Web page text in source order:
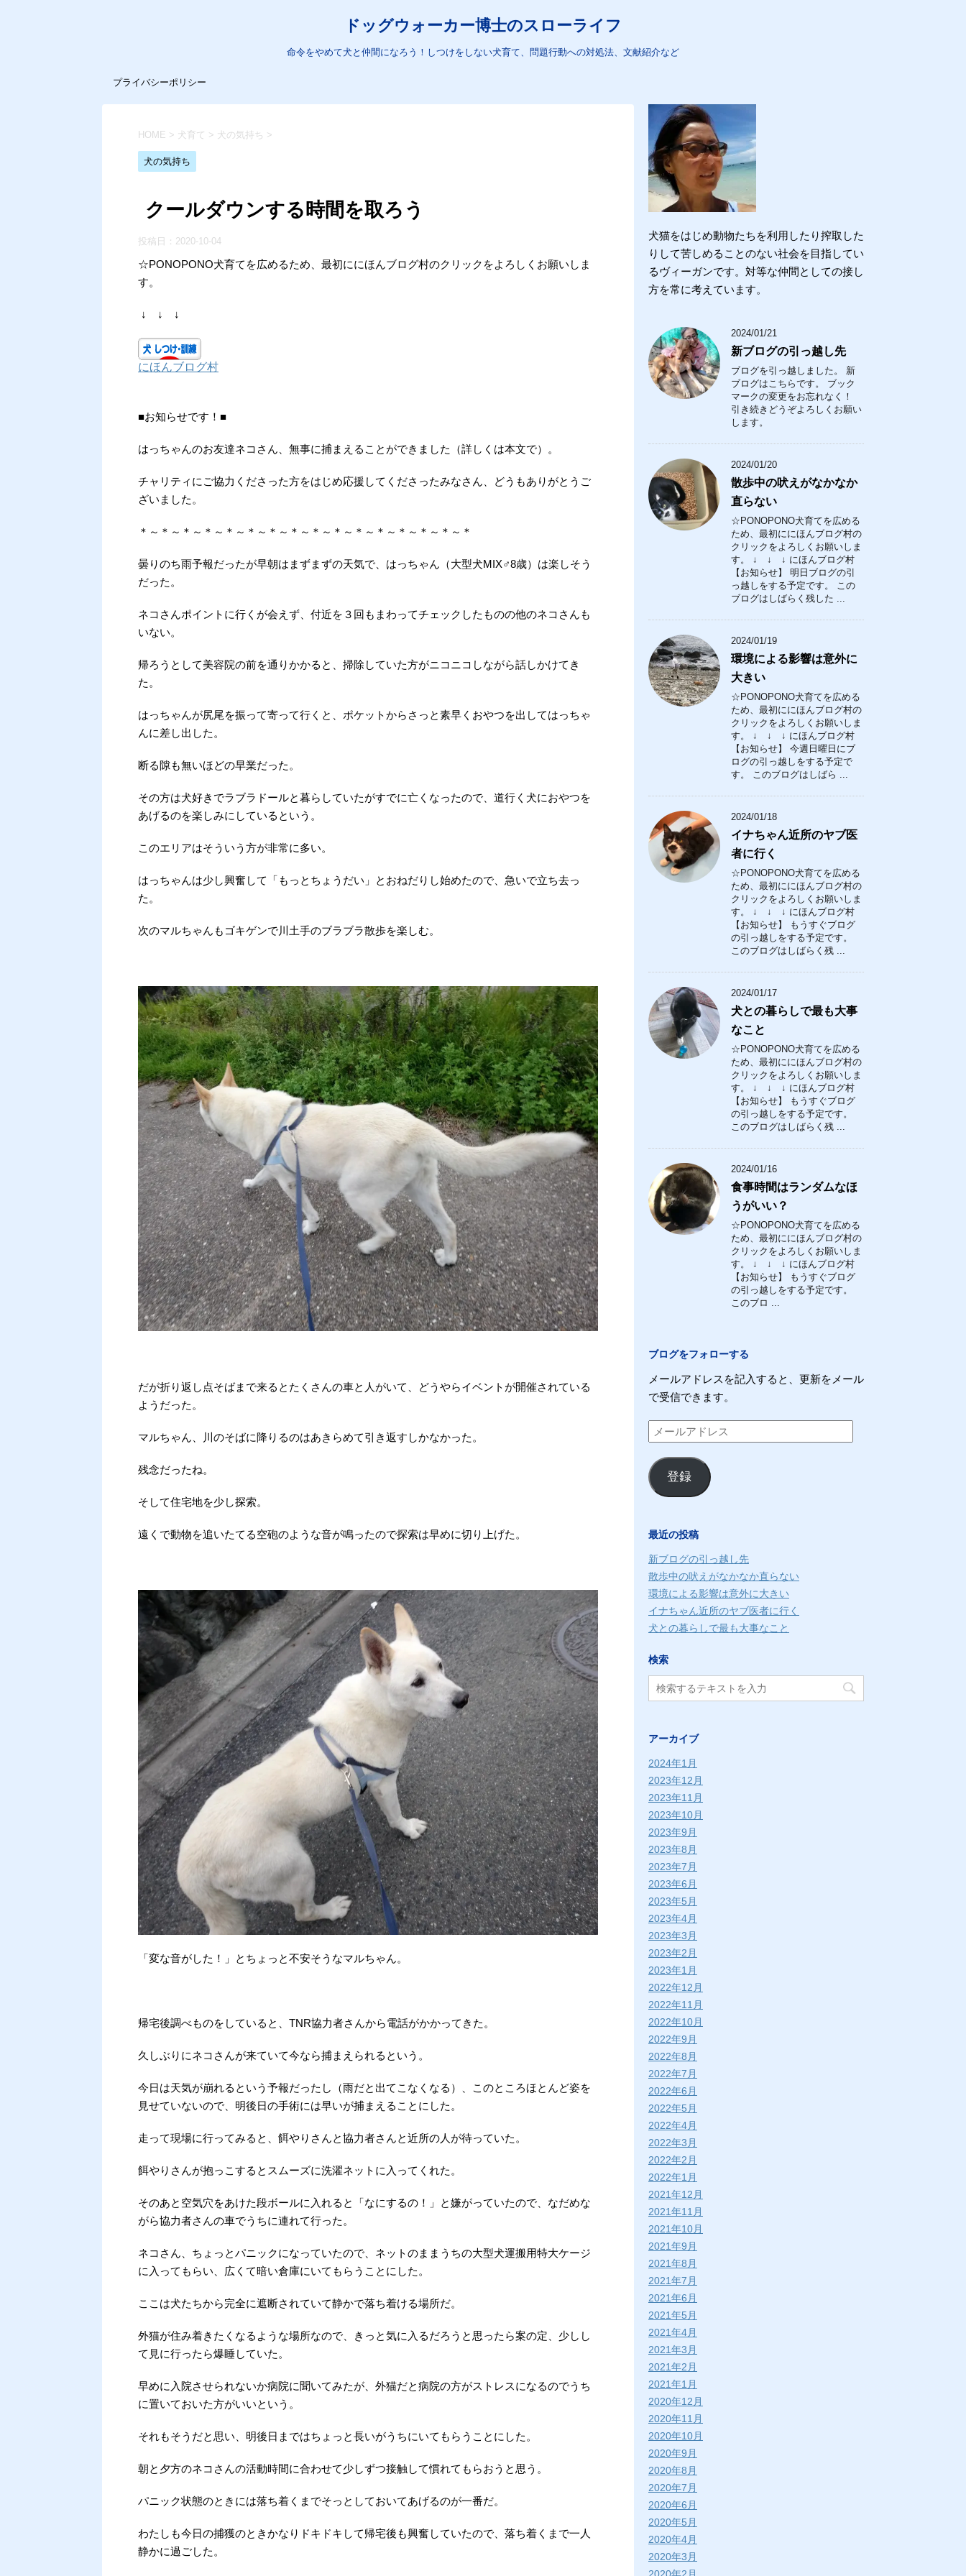
ドッグウォーカー博士のスローライフ
命令をやめて犬と仲間になろう！しつけをしない犬育て、問題行動への対処法、文献紹介など
プライバシーポリシー
HOME > 犬育て > 犬の気持ち >
犬の気持ち
クールダウンする時間を取ろう
投稿日： 2020-10-04
☆PONOPONO犬育てを広めるため、最初ににほんブログ村のクリックをよろしくお願いしま
す。
↓ ↓ ↓
にほんブログ村
■お知らせです！■
はっちゃんのお友達ネコさん、無事に捕まえることができました（詳しくは本文で）。
チャリティにご協力くださった方をはじめ応援してくださったみなさん、どうもありがとうご
ざいました。
＊～＊～＊～＊～＊～＊～＊～＊～＊～＊～＊～＊～＊～＊～＊～＊
曇りのち雨予報だったが早朝はまずまずの天気で、はっちゃん（大型犬MIX♂8歳）は楽しそう
だった。
ネコさんポイントに行くが会えず、付近を３回もまわってチェックしたものの他のネコさんも
いない。
帰ろうとして美容院の前を通りかかると、掃除していた方がニコニコしながら話しかけてき
た。
はっちゃんが尻尾を振って寄って行くと、ポケットからさっと素早くおやつを出してはっちゃ
んに差し出した。
断る隙も無いほどの早業だった。
その方は犬好きでラブラドールと暮らしていたがすでに亡くなったので、道行く犬におやつを
あげるのを楽しみにしているという。
このエリアはそういう方が非常に多い。
はっちゃんは少し興奮して「もっとちょうだい」とおねだりし始めたので、急いで立ち去っ
た。
次のマルちゃんもゴキゲンで川土手のブラブラ散歩を楽しむ。
だが折り返し点そばまで来るとたくさんの車と人がいて、どうやらイベントが開催されている
ようだった。
マルちゃん、川のそばに降りるのはあきらめて引き返すしかなかった。
残念だったね。
そして住宅地を少し探索。
遠くで動物を追いたてる空砲のような音が鳴ったので探索は早めに切り上げた。
「変な音がした！」とちょっと不安そうなマルちゃん。
帰宅後調べものをしていると、TNR協力者さんから電話がかかってきた。
久しぶりにネコさんが来ていて今なら捕まえられるという。
今日は天気が崩れるという予報だったし（雨だと出てこなくなる）、このところほとんど姿を
見せていないので、明後日の手術には早いが捕まえることにした。
走って現場に行ってみると、餌やりさんと協力者さんと近所の人が待っていた。
餌やりさんが抱っこするとスムーズに洗濯ネットに入ってくれた。
そのあと空気穴をあけた段ボールに入れると「なにするの！」と嫌がっていたので、なだめな
がら協力者さんの車でうちに連れて行った。
ネコさん、ちょっとパニックになっていたので、ネットのままうちの大型犬運搬用特大ケージ
に入ってもらい、広くて暗い倉庫にいてもらうことにした。
ここは犬たちから完全に遮断されていて静かで落ち着ける場所だ。
外猫が住み着きたくなるような場所なので、きっと気に入るだろうと思ったら案の定、少しし
て見に行ったら爆睡していた。
早めに入院させられないか病院に聞いてみたが、外猫だと病院の方がストレスになるのでうち
に置いておいた方がいいという。
それもそうだと思い、明後日まではちょっと長いがうちにいてもらうことにした。
朝と夕方のネコさんの活動時間に合わせて少しずつ接触して慣れてもらおうと思う。
パニック状態のときには落ち着くまでそっとしておいてあげるのが一番だ。
わたしも今日の捕獲のときかなりドキドキして帰宅後も興奮していたので、落ち着くまで一人
静かに過ごした。
犬猫をはじめ動物たちを利用したり搾取した
りして苦しめることのない社会を目指してい
るヴィーガンです。対等な仲間としての接し
方を常に考えています。
2024/01/21
新ブログの引っ越し先
ブログを引っ越しました。 新
ブログはこちらです。 ブック
マークの変更をお忘れなく！
引き続きどうぞよろしくお願い
します。
2024/01/20
散歩中の吠えがなかなか
直らない
☆PONOPONO犬育てを広める
ため、最初ににほんブログ村の
クリックをよろしくお願いしま
す。 ↓ ↓ ↓ にほんブログ村
【お知らせ】 明日ブログの引
っ越しをする予定です。 この
ブログはしばらく残した ...
2024/01/19
環境による影響は意外に
大きい
☆PONOPONO犬育てを広める
ため、最初ににほんブログ村の
クリックをよろしくお願いしま
す。 ↓ ↓ ↓ にほんブログ村
【お知らせ】 今週日曜日にブ
ログの引っ越しをする予定で
す。 このブログはしばら ...
2024/01/18
イナちゃん近所のヤブ医
者に行く
☆PONOPONO犬育てを広める
ため、最初ににほんブログ村の
クリックをよろしくお願いしま
す。 ↓ ↓ ↓ にほんブログ村
【お知らせ】 もうすぐブログ
の引っ越しをする予定です。
このブログはしばらく残 ...
2024/01/17
犬との暮らしで最も大事
なこと
☆PONOPONO犬育てを広める
ため、最初ににほんブログ村の
クリックをよろしくお願いしま
す。 ↓ ↓ ↓ にほんブログ村
【お知らせ】 もうすぐブログ
の引っ越しをする予定です。
このブログはしばらく残 ...
2024/01/16
食事時間はランダムなほ
うがいい？
☆PONOPONO犬育てを広める
ため、最初ににほんブログ村の
クリックをよろしくお願いしま
す。 ↓ ↓ ↓ にほんブログ村
【お知らせ】 もうすぐブログ
の引っ越しをする予定です。
このブロ ...
ブログをフォローする
メールアドレスを記入すると、更新をメール
で受信できます。
メ
ー
ル
ア
ス
登録
最近の投稿
新ブログの引っ越し先
散歩中の吠えがなかなか直らない
環境による影響は意外に大きい
イナちゃん近所のヤブ医者に行く
犬との暮らしで最も大事なこと
検索
アーカイブ
2024年1月
2023年12月
2023年11月
2023年10月
2023年9月
2023年8月
2023年7月
2023年6月
2023年5月
2023年4月
2023年3月
2023年2月
2023年1月
2022年12月
2022年11月
2022年10月
2022年9月
2022年8月
2022年7月
2022年6月
2022年5月
2022年4月
2022年3月
2022年2月
2022年1月
2021年12月
2021年11月
2021年10月
2021年9月
2021年8月
2021年7月
2021年6月
2021年5月
2021年4月
2021年3月
2021年2月
2021年1月
2020年12月
2020年11月
2020年10月
2020年9月
2020年8月
2020年7月
2020年6月
2020年5月
2020年4月
2020年3月
2020年2月